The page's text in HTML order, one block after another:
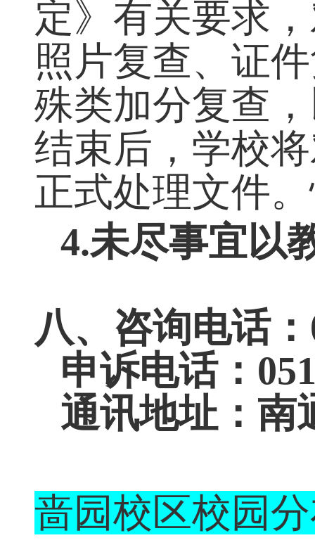
法》等规定严
档案》。入学后
定》有关要求
照片复查、证
殊类加分复查
结束后，学校
4. 未尽事宜
八、咨询电话：
通讯地址：南